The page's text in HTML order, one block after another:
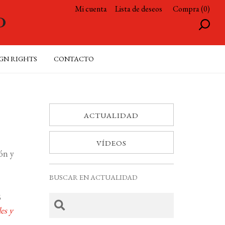
Mi cuenta Lista de deseos Compra (0)
RIGHTS CONTACTO
y
y
ACTUALIDAD
VÍDEOS
BUSCAR EN ACTUALIDAD